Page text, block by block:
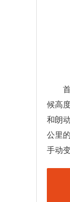
候高
和朗
公里
手动